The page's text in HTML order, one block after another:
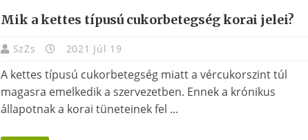
Mik a kettes típusú cukorbetegség korai jelei?
SzZs 2021 Júl 19
A kettes típusú cukorbetegség miatt a vércukorszint túl
magasra emelkedik a szervezetben. Ennek a krónikus
állapotnak a korai tüneteinek fel ...